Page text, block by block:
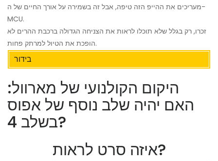
מעריכים את ההייפ הזה טיפה, אבל זה בשמירה על אורך החיים של ה-
MCU.
זכרו, רק בגלל שלא תוכלו לראות את הצניחה הגדולה ברכבת ההרים לא
הופכת את הטיול למרתק פחות.
בידור
היקום הקולנועי של מארוול:
האם יהיה שלב נוסף של אפוס
בשלב 4?
איזה סרט לראות?